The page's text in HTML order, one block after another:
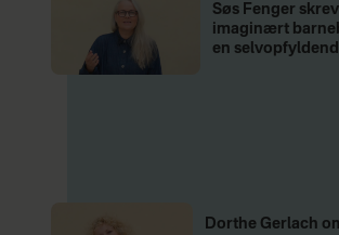
Søs Fenger
imaginært
en
Dorthe Gerlach